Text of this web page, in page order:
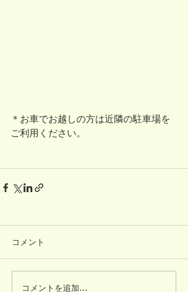
＊お車でお越しの方は近隣の駐車場を
ご利用ください。
コメント
コメントを追加…